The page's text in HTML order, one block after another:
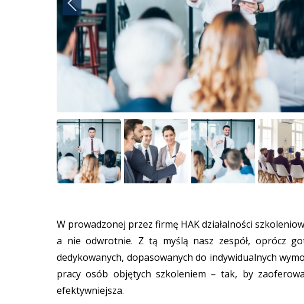
W prowadzonej przez firmę HAK działalności
a nie odwrotnie. Z tą myślą nasz zespół, oprócz
dedykowanych, dopasowanych do indywidualnych
pracy osób objętych szkoleniem – tak, by
efektywniejsza.